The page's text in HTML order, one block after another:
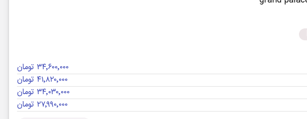
۳۴٬۶۰۰٬۰۰۰ تومان
۴۱٬۸۲۰٬۰۰۰ تومان
۳۴٬۰۳۰٬۰۰۰ تومان
۲۷٬۹۹۰٬۰۰۰ تومان